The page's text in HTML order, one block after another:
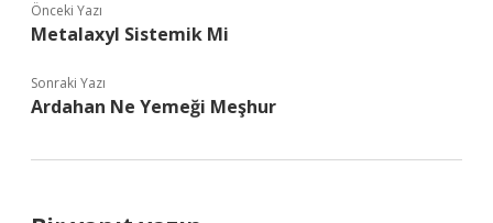
Önceki Yazı
Metalaxyl Sistemik Mi
Sonraki Yazı
Ardahan Ne Yemeği Meşhur